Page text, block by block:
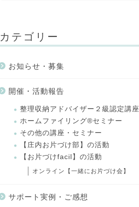
カテゴリー
お知らせ・募集
開催・活動報告
整理収納アドバイザー２級認定講座
ホームファイリング®セミナー
その他の講座・セミナー
【庄内お片づけ部】の活動
【お片づけfacil】の活動
オンライン【一緒にお片づけ会】
サポート実例・ご感想